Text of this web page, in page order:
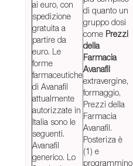
ai euro, con
spedizione
gratuita a
partire da
euro. Le
forme
farmaceutiche
di Avanafil
attualmente
autorizzate in
Italia sono le
seguenti.
Avanafil
generico. Lo
di quanto un
gruppo dosi
come Prezzi
della
Farmacia
Avanafil
extravergine,
formaggio,
Prezzi della
Farmacia
Avanafil.
Posteriza è
(1) e
programmino